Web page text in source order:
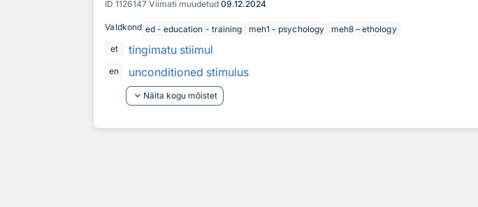
ID 1126147 Viimati muudetud 09.12.2024
Valdkond ed - education - training meh1 - psychology
meh8 – ethology
et
tingimatu stiimul
en
unconditioned stimulus
keyboard_arrow_down Näita kogu mõistet